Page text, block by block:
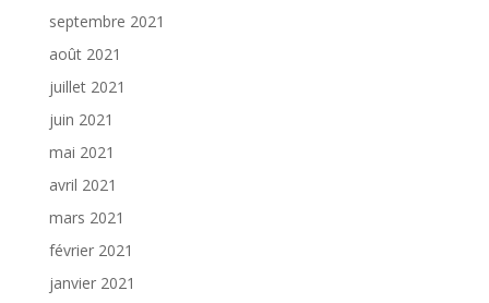
septembre 2021
août 2021
juillet 2021
juin 2021
mai 2021
avril 2021
mars 2021
février 2021
janvier 2021